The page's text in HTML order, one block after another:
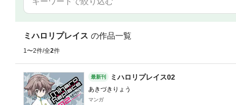
ミハロリプレイス の作品一覧
1〜2件/全2件
最新刊 ミハロリプレイス02
あきづきりょう
マンガ